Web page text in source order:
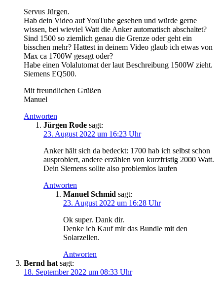
Servus Jürgen.
Hab dein Video auf YouTube gesehen und würde gerne
wissen, bei wieviel Watt die Anker automatisch abschaltet?
Sind 1500 so ziemlich genau die Grenze oder geht ein
bisschen mehr? Hattest in deinem Video glaub ich etwas von
Max ca 1700W gesagt oder?
Habe einen Volalutomat der laut Beschreibung 1500W zieht.
Siemens EQ500.
Mit freundlichen Grüßen
Manuel
Antworten
Jürgen Rode sagt:
23. August 2022 um 16:23 Uhr
Anker hält sich da bedeckt: 1700 hab ich selbst schon
ausprobiert, andere erzählen von kurzfristig 2000 Watt.
Dein Siemens sollte also problemlos laufen
Antworten
Manuel Schmid sagt:
23. August 2022 um 16:28 Uhr
Ok super. Dank dir.
Denke ich Kauf mir das Bundle mit den
Solarzellen.
Antworten
Bernd hat sagt:
18. September 2022 um 08:33 Uhr